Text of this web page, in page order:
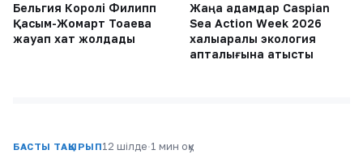
Бельгия Королі Филипп
Қасым-Жомарт Тоқаевқа
жауап хат жолдады
Жаңа адамдар Caspian
Sea Action Week 2026
халықаралық экология
апталығына қатысты
БАСТЫ ТАҚЫРЫП12 шілде·1 мин оқу